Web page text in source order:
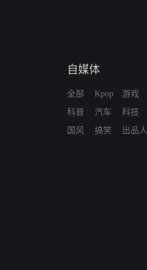
自媒体
全部
科普
国风
Kpop
汽车
搞笑
游戏
科技
出品人